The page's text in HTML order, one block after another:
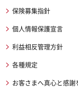
保険募集指針
個人情報保護宣言
利益相反管理方針
各種規定
お客さまへ真心と感謝